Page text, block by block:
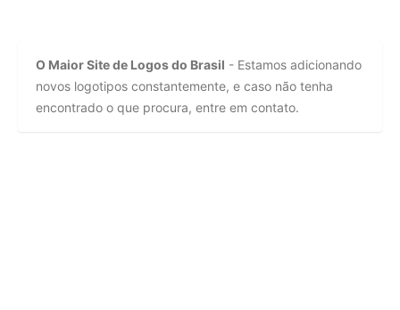
O Maior Site de Logos do Brasil - Estamos adicionando
novos logotipos constantemente, e caso não tenha
encontrado o que procura, entre em contato.